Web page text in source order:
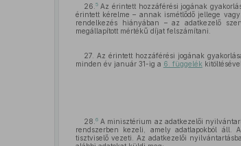
26. 5Az érintett hozzáférési jogának
érintett kérelme – annak ismétlődő jellege
rendelkezés hiányában – az adatkezelő
megállapított mértékű díjat felszámítani.
27. Az érintett hozzáférési jogának
minden év január 31-ig a 6. függelék
28. 6A minisztérium az adatkezelői
rendszerben kezeli, amely adatlapokból áll.
tisztviselő vezeti. Az adatkezelői